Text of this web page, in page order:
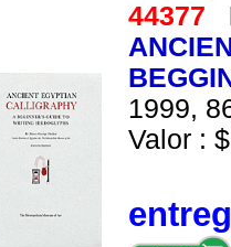
44377
1999,
Valor :